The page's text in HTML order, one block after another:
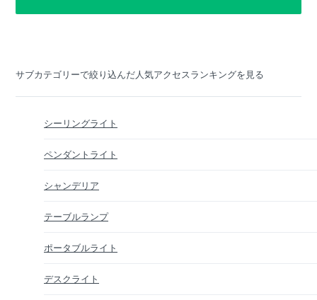
サブカテゴリーで絞り込んだ人気アクセスランキングを見る
シーリングライト
ペンダントライト
シャンデリア
テーブルランプ
ポータブルライト
デスクライト